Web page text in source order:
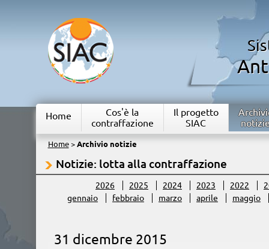
Home
Cos'è la
contraffazione
Il progetto
SIAC
Home> Archivio notizie
Notizie: lotta alla contraffazione
2026 2025 2024 2023 2022
gennaio
febbraio marzo aprile maggio
31 dicembre 2015